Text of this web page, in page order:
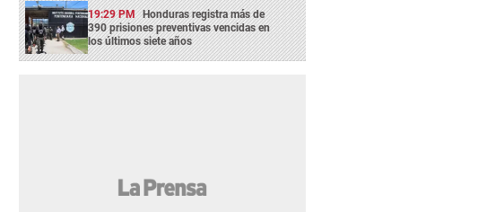
19:29 PM Honduras registra más de
390 prisiones preventivas vencidas en
los últimos siete años